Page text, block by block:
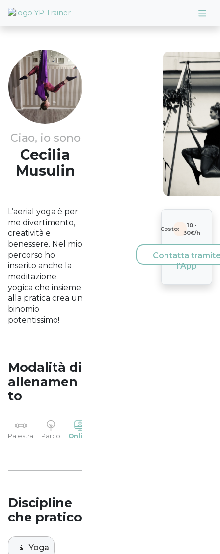
Ciao, io sono
Cecilia
Musulin
L’aerial yoga è per
me divertimento,
creatività e
benessere. Nel mio
percorso ho
inserito anche la
meditazione
yogica che insieme
alla pratica crea un
binomio
potentissimo!
Modalità di
allenamen
to
Palestra Parco Online
Discipline
che pratico
🧘 Yoga
Costo:
10-
30€/h
Contatta
l'App